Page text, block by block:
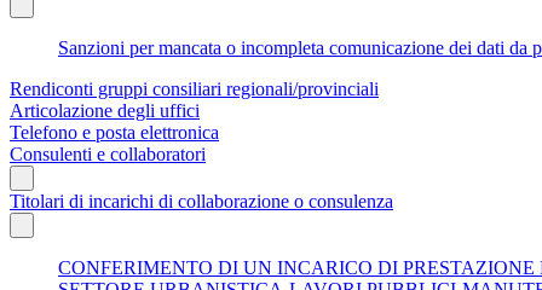
Sanzioni per mancata o incompleta comunicazione dei dati
Rendiconti gruppi consiliari regionali/provinciali
Articolazione degli uffici
Telefono e posta elettronica
Consulenti e collaboratori
Titolari di incarichi di collaborazione o consulenza
CONFERIMENTO DI UN INCARICO DI